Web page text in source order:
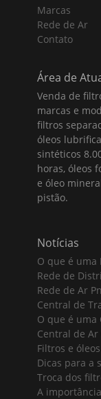
Marcas
Rede de Ar
Contato
Área de
Venda de
marcas e
filtros
óleos
sintéticos
horas, óleos
e óleo
pistão.
Notícias
O que é uma
Rede de
Rede de Ar
Central de
O que é uma
Central de
Filtros e
Dicas para a
Troca dos
A